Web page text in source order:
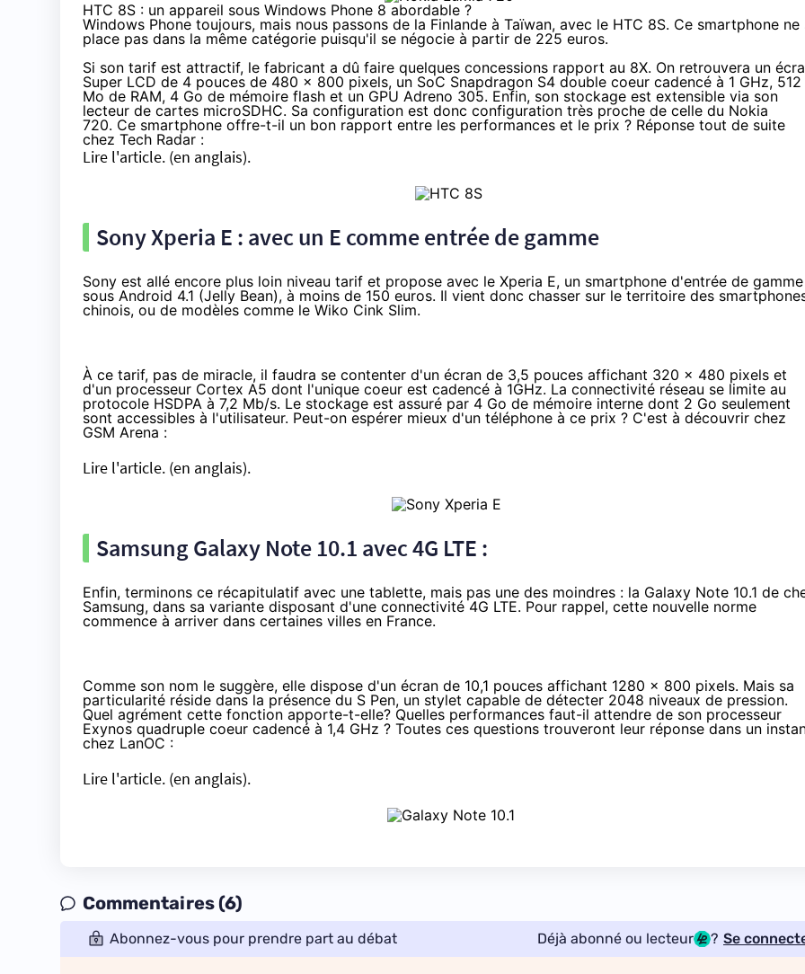
HTC 8S : un appareil sous Windows Phone 8 abordable ?
Windows Phone toujours, mais nous passons de la Finlande à Taïwan, avec le HTC 8S. Ce smartphone ne
place pas dans la même catégorie puisqu'il se négocie à partir de 225 euros.
Si son tarif est attractif, le fabricant a dû faire quelques concessions rapport au 8X. On retrouvera un
Super LCD de 4 pouces de 480 x 800 pixels, un SoC Snapdragon S4 double coeur cadencé à 1 GHz, 512
Mo de RAM, 4 Go de mémoire flash et un GPU Adreno 305. Enfin, son stockage est extensible via son
lecteur de cartes microSDHC. Sa configuration est donc configuration très proche de celle du Nokia
720. Ce smartphone offre-t-il un bon rapport entre les performances et le prix ? Réponse tout de suite
chez Tech Radar :
Lire l'article. (en anglais).
Sony Xperia E : avec un E comme entrée de gamme
Sony est allé encore plus loin niveau tarif et propose avec le Xperia E, un smartphone d'entrée de gamme
sous Android 4.1 (Jelly Bean), à moins de 150 euros. Il vient donc chasser sur le territoire des
chinois, ou de modèles comme le Wiko Cink Slim.
À ce tarif, pas de miracle, il faudra se contenter d'un écran de 3,5 pouces affichant 320 x 480 pixels et
d'un processeur Cortex A5 dont l'unique coeur est cadencé à 1GHz. La connectivité réseau se limite au
protocole HSDPA à 7,2 Mb/s. Le stockage est assuré par 4 Go de mémoire interne dont 2 Go seulement
sont accessibles à l'utilisateur. Peut-on espérer mieux d'un téléphone à ce prix ? C'est à découvrir chez
GSM Arena :
Lire l'article. (en anglais).
Samsung Galaxy Note 10.1 avec 4G LTE :
Enfin, terminons ce récapitulatif avec une tablette, mais pas une des moindres : la Galaxy Note 10.1 de
Samsung, dans sa variante disposant d'une connectivité 4G LTE. Pour rappel, cette nouvelle norme
commence à arriver dans certaines villes en France.
Comme son nom le suggère, elle dispose d'un écran de 10,1 pouces affichant 1280 x 800 pixels. Mais sa
particularité réside dans la présence du S Pen, un stylet capable de détecter 2048 niveaux de pression.
Quel agrément cette fonction apporte-t-elle? Quelles performances faut-il attendre de son processeur
Exynos quadruple coeur cadencé à 1,4 GHz ? Toutes ces questions trouveront leur réponse dans un
chez LanOC :
Lire l'article. (en anglais).
Commentaires (6)
Abonnez-vous pour prendre part au débat Déjà abonné ou lecteur ? Se